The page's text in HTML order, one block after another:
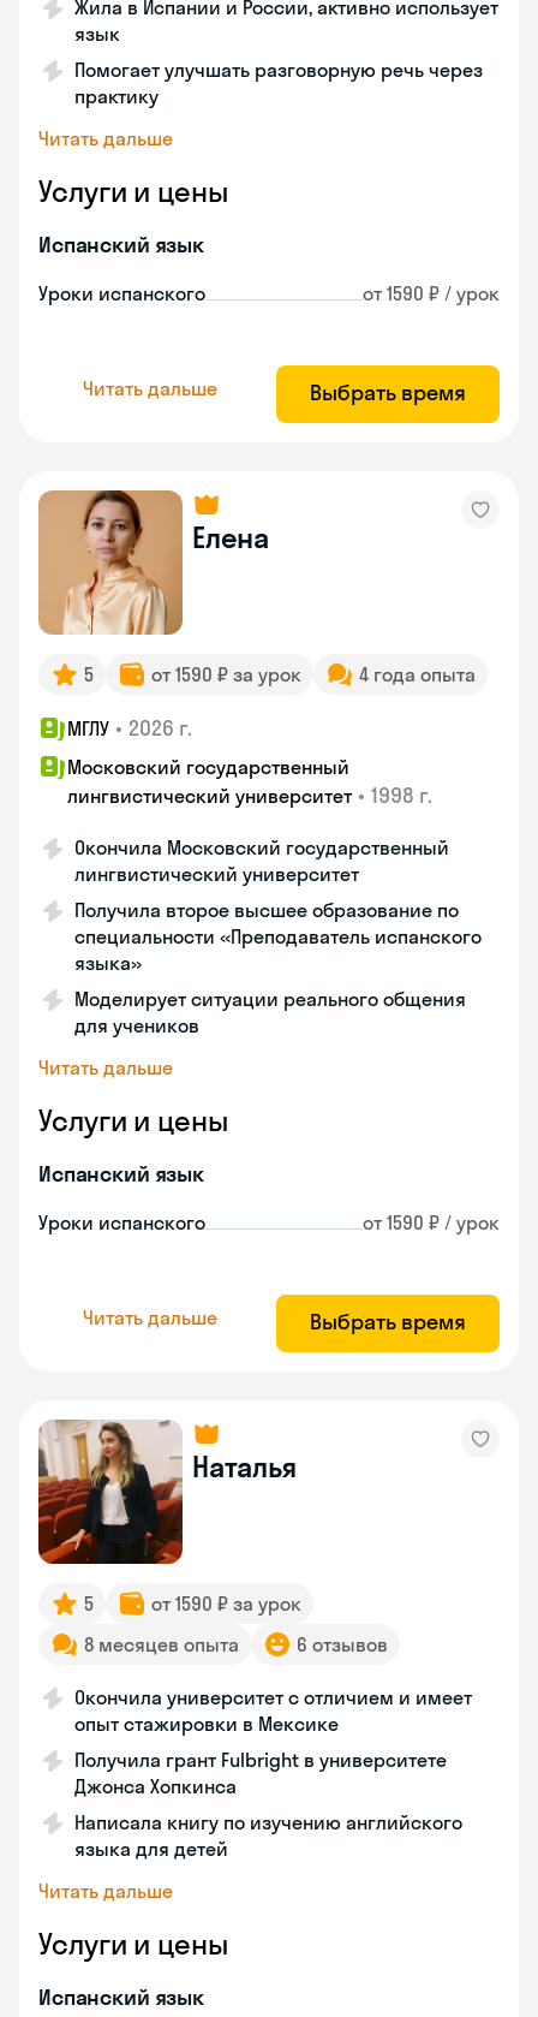
Жила в Испании и России, активно использует
язык
Помогает улучшать разговорную речь через
практику
Читать дальше
Услуги и цены
Испанский язык
Уроки испанского от 1590 ₽ / урок
Читать дальше Выбрать время
Елена
5 от 1590 ₽ за урок 4 года опыта
МГЛУ • 2026 г.
Московский государственный
лингвистический университет • 1998 г.
Окончила Московский государственный
лингвистический университет
Получила второе высшее образование по
специальности «Преподаватель испанского
языка»
Моделирует ситуации реального общения
для учеников
Читать дальше
Услуги и цены
Испанский язык
Уроки испанского от 1590 ₽ / урок
Читать дальше Выбрать время
Наталья
5
от 1590 ₽ за урок
8 месяцев опыта
6 отзывов
Окончила университет с отличием и имеет
опыт стажировки в Мексике
Получила грант Fulbright в университете
Джонса Хопкинса
Написала книгу по изучению английского
языка для детей
Читать дальше
Услуги и цены
Испанский язык